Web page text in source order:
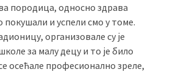
породица, односно здрава
покушали и успели смо у томе.
организовале су је
за малу децу и то је било
осећале професионално зреле,